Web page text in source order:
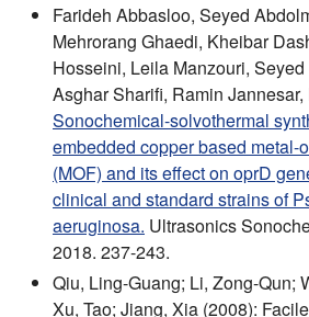
Farideh Abbasloo, Seyed
Mehrorang Ghaedi, Kheibar
Hosseini, Leila Manzouri,
Asghar Sharifi, Ramin
Sonochemical-solvothermal
embedded copper based metal-
(MOF) and its effect on oprD
clinical and standard strains of
aeruginosa. Ultrasonics
2018. 237-243.
Qiu, Ling-Guang; Li, Zong-Qun;
Xu, Tao; Jiang, Xia (2008):